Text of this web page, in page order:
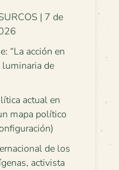
| 7 de
“La acción en
de
actual en
mapa político
de los
activista